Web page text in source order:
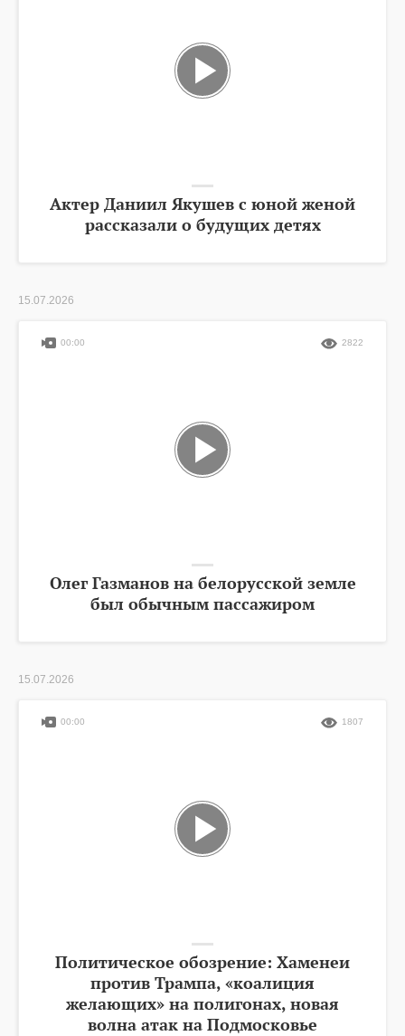
Актер Даниил Якушев с юной женой
рассказали о будущих детях
15.07.2026
Олег Газманов на белорусской земле
был обычным пассажиром
00:00 2822
15.07.2026
Политическое обозрение: Хаменеи
против Трампа, «коалиция
желающих» на полигонах, новая
волна атак на Подмосковье
00:00 1807